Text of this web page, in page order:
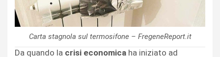
Carta stagnola sul termosifone – FregeneReport.it
Da quando la crisi economica ha iniziato ad